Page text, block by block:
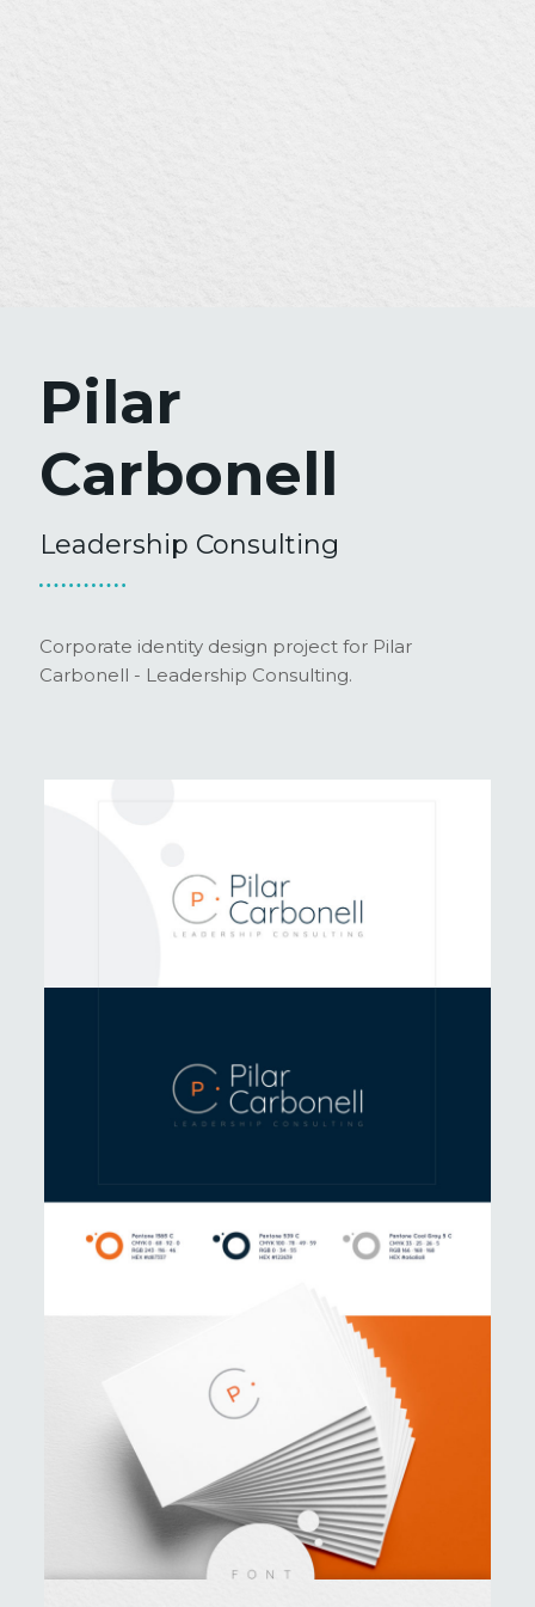
Pilar
Carbonell
Leadership Consulting
Corporate identity design project for Pilar
Carbonell - Leadership Consulting.